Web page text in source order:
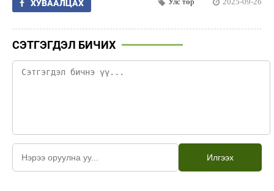
ХУВААЛЦАХ
СЭТГЭГДЭЛ БИЧИХ
Илгээх